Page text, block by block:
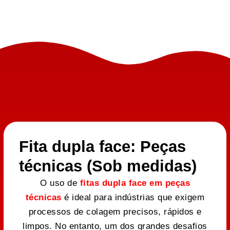
Fita dupla face: Peças
técnicas (Sob medidas)
O uso de fitas dupla face em peças
técnicas é ideal para indústrias que exigem
processos de colagem precisos, rápidos e
limpos. No entanto, um dos grandes desafios